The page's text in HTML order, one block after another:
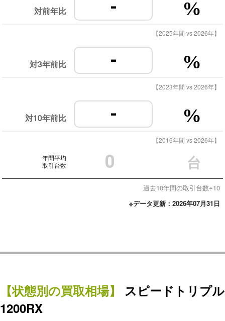
対前年比 - %
【2025年間 vs 2026年】
対3年前比 - %
【2023年間 vs 2026年】
対10年前比 - %
【2016年間 vs 2026年】
年間平均
取引台数
0 台
過去10年間の取引台数÷10
※データ更新：2026年07月31日
【状態別の買取相場】
スピードトリプル
1200RX